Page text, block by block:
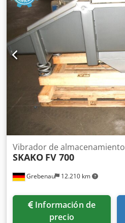
Grebenau 12.210 km
Vibrador de almacenamiento
SKAKO FV 700
Información de
precio